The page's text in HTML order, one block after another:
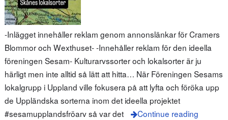
-Inlägget innehåller reklam genom annonslänkar för Cramers
Blommor och Wexthuset- -Innehåller reklam för den ideella
föreningen Sesam- Kulturarvssorter och lokalsorter är ju
härligt men inte alltid så lätt att hitta… När Föreningen Sesams
lokalgrupp i Uppland ville fokusera på att lyfta och föröka upp
de Uppländska sorterna inom det ideella projektet
#sesamupplandsfröarv så var det
Continue reading